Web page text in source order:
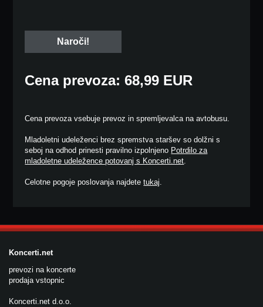
Cena prevoza: 68,99 EUR
Cena prevoza vsebuje prevoz in spremljevalca na avtobusu.
Mladoletni udeleženci brez spremstva staršev so dolžni s
seboj na odhod prinesti pravilno izpolnjeno Potrdilo za
mladoletne udeležence potovanj s Koncerti.net.
Celotne pogoje poslovanja najdetetukaj.
Koncerti.net
prevozi na koncerte
prodaja vstopnic
Koncerti.net d.o.o.